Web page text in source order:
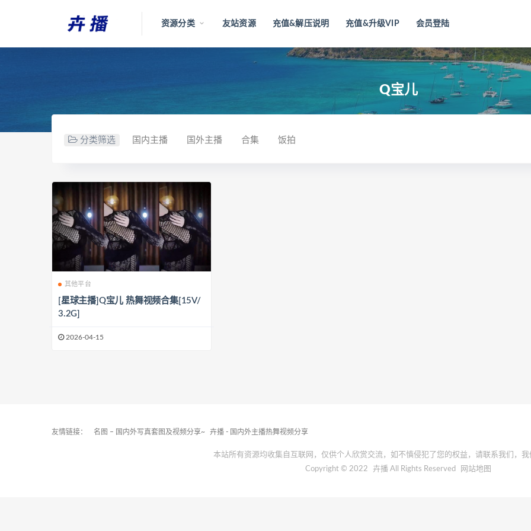
资源分类 友站资源 充值&解压说明 充值&升级VIP 会员登陆
Q宝儿
分类筛选 国内主播 国外主播 合集 饭拍
其他平台
[星球主播]Q宝儿 热舞视频合集[15V/
3.2G]
2026-04-15
友情链接： 名图 – 国内外写真套图及视频分享~ 卉播 - 国内外主播热舞视频分享
本站所有资源均收集自互联网，仅供个人欣赏交流，如不慎侵犯了您的权益，请联系我们，我
Copyright © 2022
卉播 All Rights Reserved 网站地图